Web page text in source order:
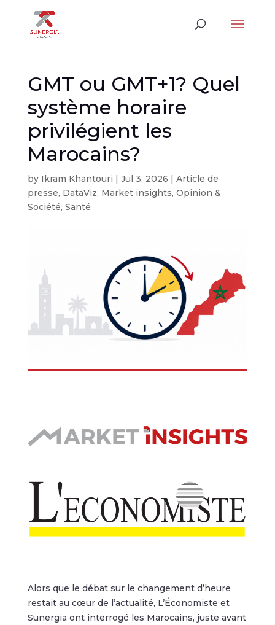
GMT ou GMT+1? Quel
système horaire
privilégient les
Marocains?
by Ikram Khantouri | Jul 3, 2026 | Article de
presse, DataViz, Market insights, Opinion &
Société, Santé
Alors que le débat sur le changement d’heure
restait au cœur de l’actualité, L’Économiste et
Sunergia ont interrogé les Marocains, juste avant